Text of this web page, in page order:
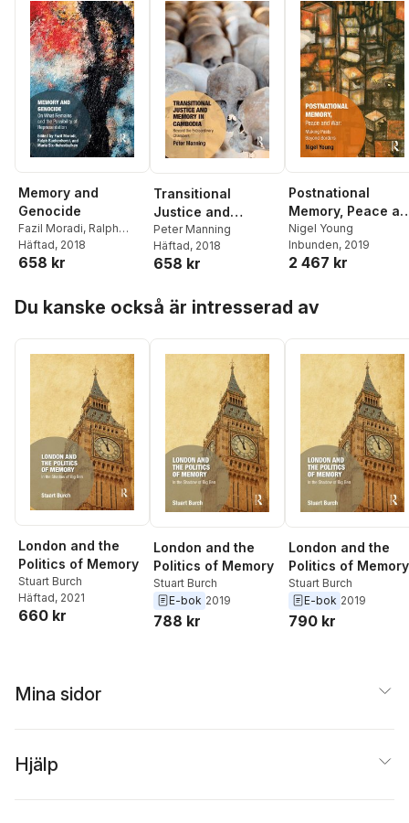
Damsholt,Lizette
Gradén,Pärtel Piirimäe
Andres Andresen,
Nicholas Aylott,Karl
Magnus Johansson,
Kadri Simm,Lisbeth
Lewander,Sanna
Turoma,Sverker Sörlin
Memory and
Genocide
Fazil Moradi, Ralph
Buchenhorst
Hohenbalken
Häftad, 2018
658 kr
Transitional
Justice and
Memory in
Cambodia
Peter Manning
Häftad, 2018
658 kr
Postnational
Memory, Peace
War
Nigel Young
Inbunden, 2019
2 467 kr
Du kanske också är intresserad av
London and the
Politics of Memory
Stuart Burch
Häftad, 2021
660 kr
London and the
Politics of Memory
Stuart Burch
E-bok 2019
788 kr
London and the
Politics of Memory
Stuart Burch
E-bok 2019
790 kr
Mina sidor
Hjälp